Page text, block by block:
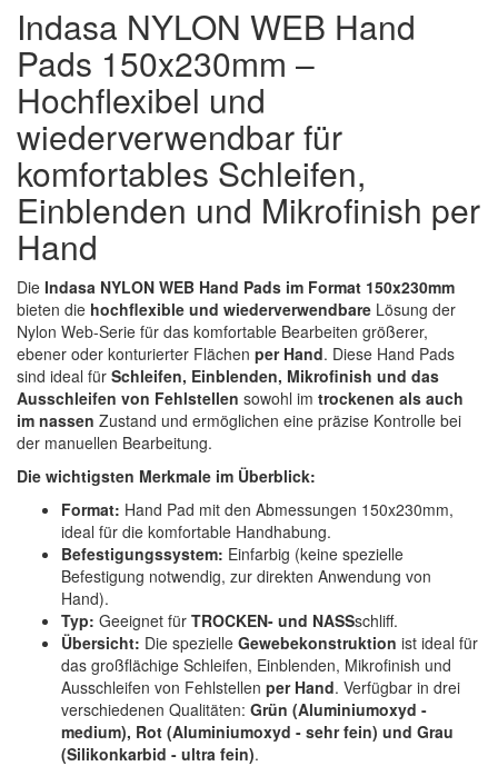
(2)
KWASNY
(8)
Mirka
no-name
(1)
Novol
(3)
Prevost
Proma
(21)
Sia
(3)
Spectral
(5)
StarChem
Sundstrom
(4)
Troton
(2)
Wibeco
(1)
ZVG
Indasa NYLON WEB Hand
Pads 150x230mm –
Hochflexibel und
wiederverwendbar für
komfortables Schleifen,
Einblenden und Mikrofinish per
Hand
Die Indasa NYLON WEB Hand Pads im Format 150x230mm
bieten die hochflexible und wiederverwendbare Lösung der
Nylon Web-Serie für das komfortable Bearbeiten größerer,
ebener oder konturierter Flächen per Hand. Diese Hand Pads
sind ideal für Schleifen, Einblenden, Mikrofinish und das
Ausschleifen von Fehlstellen sowohl im trockenen als auch
im nassen Zustand und ermöglichen eine präzise Kontrolle bei
der manuellen Bearbeitung.
Die wichtigsten Merkmale im Überblick:
Format: Hand Pad mit den Abmessungen 150x230mm,
ideal für die komfortable Handhabung.
Befestigungssystem: Einfarbig (keine spezielle
Befestigung notwendig, zur direkten Anwendung von
Hand).
Typ: Geeignet für TROCKEN- und NASSschliff.
Übersicht: Die spezielle Gewebekonstruktion ist ideal für
das großflächige Schleifen, Einblenden, Mikrofinish und
Ausschleifen von Fehlstellen per Hand. Verfügbar in drei
verschiedenen Qualitäten: Grün (Aluminiumoxyd -
medium), Rot (Aluminiumoxyd - sehr fein) und Grau
(Silikonkarbid - ultra fein).